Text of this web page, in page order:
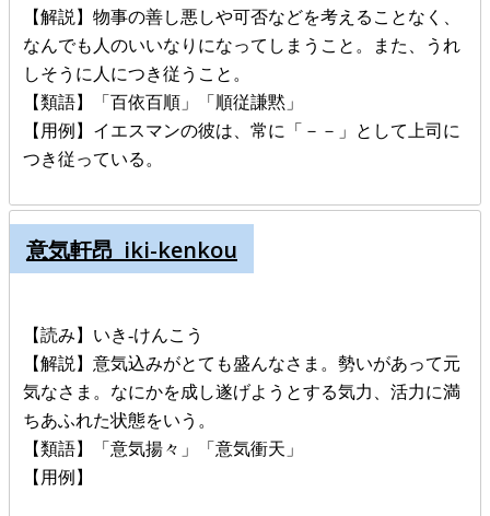
【解説】物事の善し悪しや可否などを考えることなく、
なんでも人のいいなりになってしまうこと。また、うれ
しそうに人につき従うこと。
【類語】「百依百順」「順従謙黙」
【用例】イエスマンの彼は、常に「－－」として上司に
つき従っている。
意気軒昂_iki-kenkou
【読み】いき-けんこう
【解説】意気込みがとても盛んなさま。勢いがあって元
気なさま。なにかを成し遂げようとする気力、活力に満
ちあふれた状態をいう。
【類語】「意気揚々」「意気衝天」
【用例】